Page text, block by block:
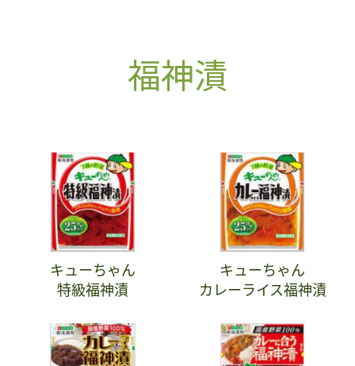
福神漬
キューちゃん
特級福神漬
キューちゃん
カレーライス福神漬